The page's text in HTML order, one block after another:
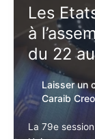
au
sommet
l’avenir
dans
cadre
Les
Laisser un
Caraib